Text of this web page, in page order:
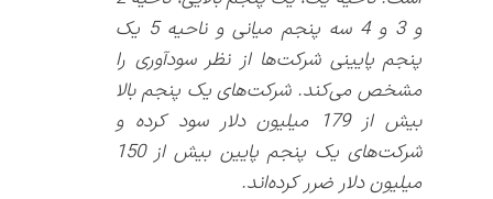
و 3 و 4 سه پنجم میانی و ناحیه 5 یک
پنجم پایینی شرکت‌ها از نظر سودآوری را
مشخص می‌کند. شرکت‌های یک پنجم بالا
بیش از 179 میلیون دلار سود کرده و
شرکت‌های یک پنجم پایین بیش از 150
میلیون دلار ضرر کرده‌اند.